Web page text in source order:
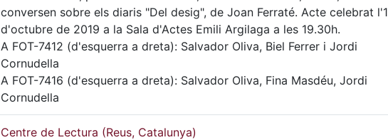
conversen sobre els diaris "Del desig", de Joan Ferraté. Acte celebrat l'1
d'octubre de 2019 a la Sala d'Actes Emili Argilaga a les 19.30h.
A FOT-7412 (d'esquerra a dreta): Salvador Oliva, Biel Ferrer i Jordi
Cornudella
A FOT-7416 (d'esquerra a dreta): Salvador Oliva, Fina Masdéu, Jordi
Cornudella
Centre de Lectura (Reus, Catalunya)